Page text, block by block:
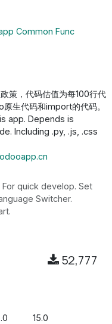
Common Func
策，代码估值为每100行代
生代码和import的代码。
app. Depends is
Including .py, .js, .css
quick develop. Set
Switcher.
52,777
15.0